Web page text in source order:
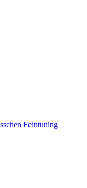
Feintuning